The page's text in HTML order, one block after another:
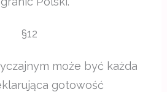
§12
może być każda
gotowość